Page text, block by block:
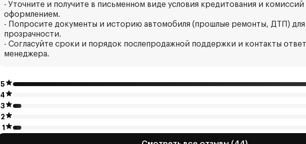
- Уточните и получите в письменном виде условия кредитования и
оформлением.
- Попросите документы и историю автомобиля (прошлые ремонты, ДТП) для
прозрачности.
- Согласуйте сроки и порядок послепродажной поддержки и контакты
менеджера.
5
4
3
2
1